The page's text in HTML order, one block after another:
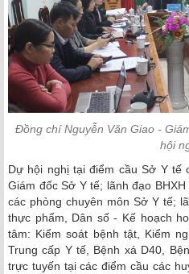
Đồng chí Nguyễn Văn Giao -
hội
Dự hội nghị tại điểm cầu Sở Y tế
Giám đốc Sở Y tế; lãnh đạo
các phòng chuyên môn Sở Y tế;
thực phẩm, Dân số - Kế hoạch
tâm: Kiểm soát bệnh tật, Kiểm
Trung cấp Y tế, Bệnh xá D40,
trực tuyến tại các điểm cầu các